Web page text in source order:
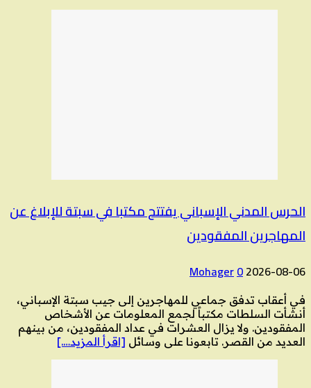
الحرس المدني الإسباني يفتتح مكتبا في سبتة للإبلاغ عن
المهاجرين المفقودين
2026-08-06
Mohager0
في أعقاب تدفق جماعي للمهاجرين إلى جيب سبتة الإسباني،
أنشأت السلطات مكتباً لجمع المعلومات عن الأشخاص
المفقودين. ولا يزال العشرات في عداد المفقودين، من بينهم
العديد من القصر. تابعونا على وسائل [اقرأ المزيد….]